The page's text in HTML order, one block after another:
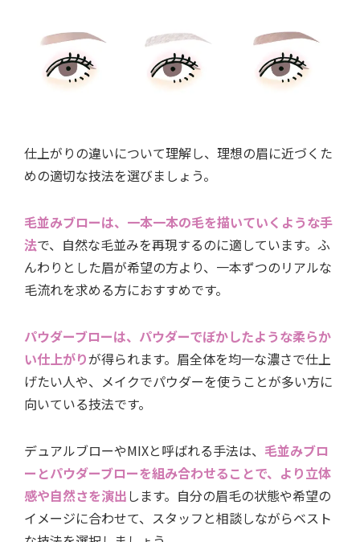
仕上がりの違いについて理解し、理想の眉に近づくた
めの適切な技法を選びましょう。
毛並みブローは、一本一本の毛を描いていくような手
法で、自然な毛並みを再現するのに適しています。ふ
んわりとした眉が希望の方より、一本ずつのリアルな
毛流れを求める方におすすめです。
パウダーブローは、パウダーでぼかしたような柔らか
い仕上がりが得られます。眉全体を均一な濃さで仕上
げたい人や、メイクでパウダーを使うことが多い方に
向いている技法です。
デュアルブローやMIXと呼ばれる手法は、 毛並みブロ
ーとパウダーブローを組み合わせることで、より立体
感や自然さを演出します。自分の眉毛の状態や希望の
イメージに合わせて、スタッフと相談しながらベスト